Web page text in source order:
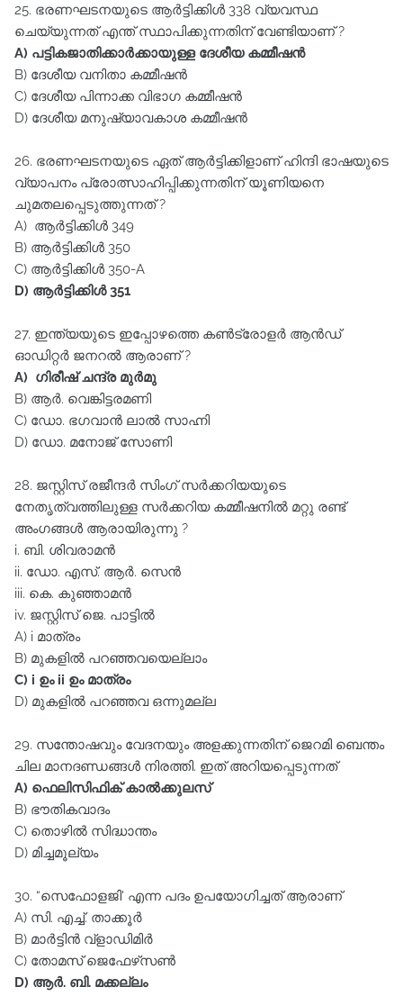
25. ഭരണഘടനയുടെ ആർട്ടിക്കിൾ 338 വ്യവസ്ഥ
ചെയ്യുന്നത്‌ എന്ത്‌ സ്ഥാപിക്കുന്നതിന്‌ വേണ്ടിയാണ്‌ ?
A) പട്ടികജാതിക്കാർക്കായുള്ള ദേശീയ കമ്മീഷൻ
B) ദേശീയ വനിതാ കമ്മീഷൻ
C) ദേശീയ പിന്നാക്ക വിഭാഗ കമ്മീഷൻ
D) ദേശീയ മനുഷ്യാവകാശ കമ്മീഷൻ
26. ഭരണഘടനയുടെ ഏത്‌ ആർട്ടിക്കിളാണ്‌ ഹിന്ദി ഭാഷയുടെ
വ്യാപനം പ്രോത്സാഹിപ്പിക്കുന്നതിന്‌ യൂണിയനെ
ചുമതലപ്പെടുത്തുന്നത്‌ ?
A) ആർട്ടിക്കിൾ 349
B) ആർട്ടിക്കിൾ 350
C) ആർട്ടിക്കിൾ 350-A
D) ആർട്ടിക്കിൾ 351
27. ഇന്ത്യയുടെ ഇപ്പോഴത്തെ കൺട്രോളർ ആൻഡ്‌
ഓഡിറ്റർ ജനറൽ ആരാണ്‌ ?
A) ഗിരീഷ്‌ ചന്ദ്ര മുർമു
B) ആർ. വെങ്കിട്ടരമണി
C) ഡോ. ഭഗവാൻ ലാൽ സാഹ്നി
D) ഡോ. മനോജ്‌ സോണി
28. ജസ്റ്റിസ്‌ രജീന്ദർ സിംഗ്‌ സർക്കറിയയുടെ
നേതൃത്വത്തിലുള്ള സർക്കറിയ കമ്മീഷനിൽ മറ്റു രണ്ട്‌
അംഗങ്ങൾ ആരായിരുന്നു ?
i. ബി. ശിവരാമൻ
ii. ഡോ. എസ്‌. ആർ. സെൻ
iii. കെ. കുഞ്ഞാമൻ
iv. ജസ്റ്റിസ്‌ ജെ. പാട്ടിൽ
A) i മാത്രം
B) മുകളിൽ പറഞ്ഞവയെല്ലാം
C) i ഉം ii ഉം മാത്രം
D) മുകളിൽ പറഞ്ഞവ ഒന്നുമല്ല
29. സന്തോഷവും വേദനയും അളക്കുന്നതിന്‌ ജെറമി ബെന്തം
ചില മാനദണ്ഡങ്ങൾ നിരത്തി. ഇത്‌ അറിയപ്പെടുന്നത്‌
A) ഫെലിസിഫിക്‌ കാൽക്കുലസ്‌
B) ഭൗതികവാദം
C) തൊഴിൽ സിദ്ധാന്തം
D) മിച്ചമൂല്യം
30. “സെഫോളജി' എന്ന പദം ഉപയോഗിച്ചത്‌ ആരാണ്‌
A) സി. എച്ച്‌. താക്കൂർ
B) മാർട്ടിൻ വ്‌ളാഡിമിർ
C) തോമസ്‌ ജെഫേഴ്‌സൺ
D) ആർ. ബി. മക്കല്ലം